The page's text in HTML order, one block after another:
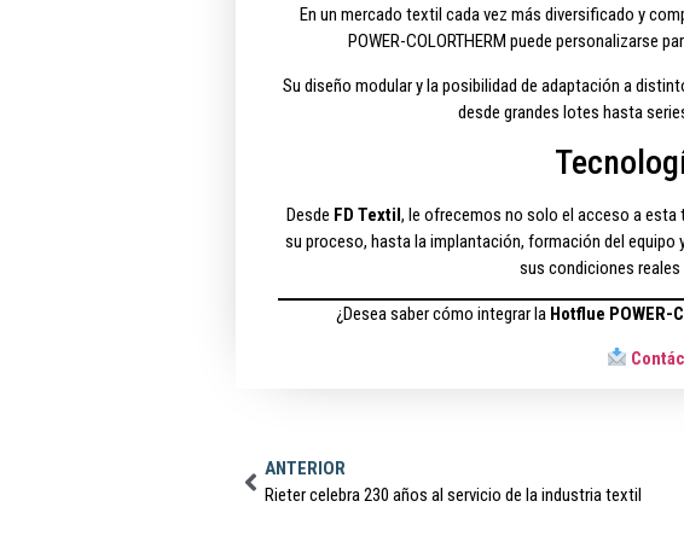
En un mercado textil cada vez más diversificado y
POWER-COLORTHERM puede personalizarse
Su diseño modular y la posibilidad de adaptación a
desde grandes lotes hasta
Desde FD Textil, le ofrecemos no solo el acceso a esta
su proceso, hasta la implantación, formación del
sus condiciones
¿Desea saber cómo integrar la Hotflue POWER-
ANTERIOR
Rieter celebra 230 años al servicio de la industria textil